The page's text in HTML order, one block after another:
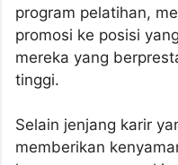
program pelatihan,
promosi ke posisi
mereka yang
tinggi.
Selain jenjang karir
memberikan